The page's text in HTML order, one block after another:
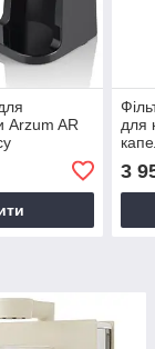
Arzum AR
для
3